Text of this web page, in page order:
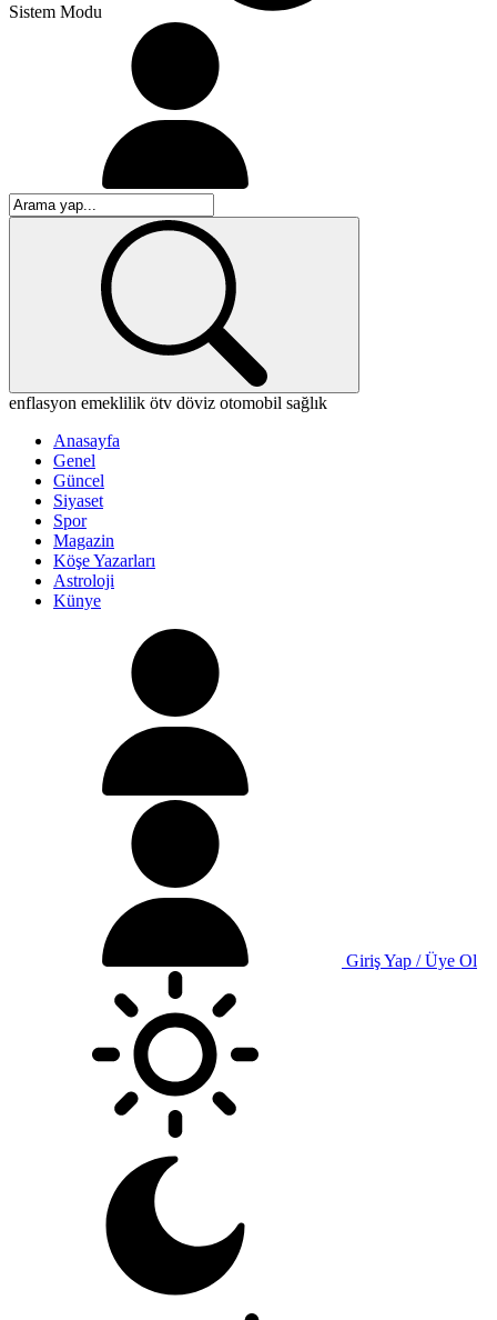
Sistem Modu
enflasyon emeklilik ötv döviz otomobil sağlık
Anasayfa
Genel
Güncel
Siyaset
Spor
Magazin
Köşe Yazarları
Astroloji
Künye
Giriş Yap / Üye Ol